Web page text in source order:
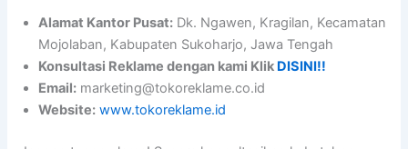
Alamat Kantor Pusat: Dk. Ngawen, Kragilan, Kecamatan
Mojolaban, Kabupaten Sukoharjo, Jawa Tengah
Konsultasi Reklame dengan kami Klik DISINI!!
Email: marketing@tokoreklame.co.id
Website: www.tokoreklame.id